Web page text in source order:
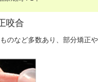
咬合
のなど多数あり、部分矯正